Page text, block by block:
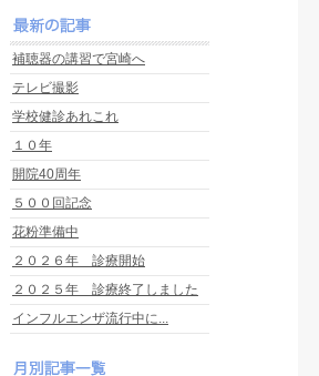
補聴器の講習で宮崎へ
テレビ撮影
学校健診あれこれ
１０年
開院40周年
５００回記念
花粉準備中
２０２６年 診療開始
２０２５年 診療終了しました
インフルエンザ流行中に...